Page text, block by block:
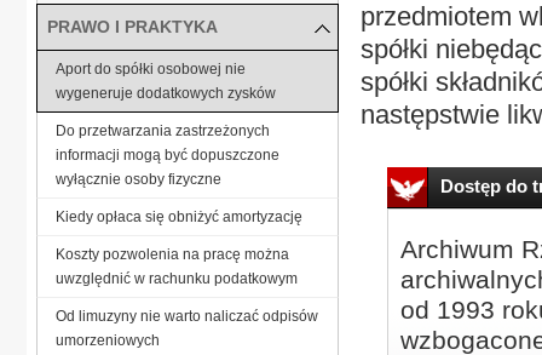
przedmiotem
spółki
spółki
następstwie
Dostęp do
Archiwum
od 1993
PRAWO I PRAKTYKA
Aport do spółki osobowej nie
wygeneruje dodatkowych zysków
Do przetwarzania zastrzeżonych
informacji mogą być dopuszczone
wyłącznie osoby fizyczne
Kiedy opłaca się obniżyć amortyzację
Koszty pozwolenia na pracę można
uwzględnić w rachunku podatkowym
Od limuzyny nie warto naliczać odpisów
umorzeniowych